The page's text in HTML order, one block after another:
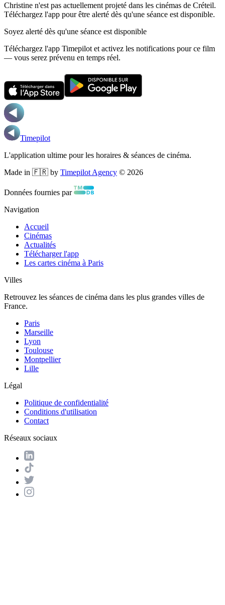
Christine n'est pas actuellement projeté dans les cinémas de Créteil.
Téléchargez l'app pour être alerté dès qu'une séance est disponible.
Soyez alerté dès qu'une séance est disponible
Téléchargez l'app Timepilot et activez les notifications pour ce film
— vous serez prévenu en temps réel.
Timepilot
L'application ultime pour les horaires & séances de cinéma.
Made in 🇫🇷 by Timepilot Agency © 2026
Données fournies par
Navigation
Accueil
Cinémas
Actualités
Télécharger l'app
Les cartes cinéma à Paris
Villes
Retrouvez les séances de cinéma dans les plus grandes villes de
France.
Paris
Marseille
Lyon
Toulouse
Montpellier
Lille
Légal
Politique de confidentialité
Conditions d'utilisation
Contact
Réseaux sociaux